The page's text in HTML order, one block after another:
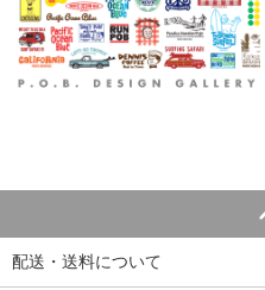
配送・送料について